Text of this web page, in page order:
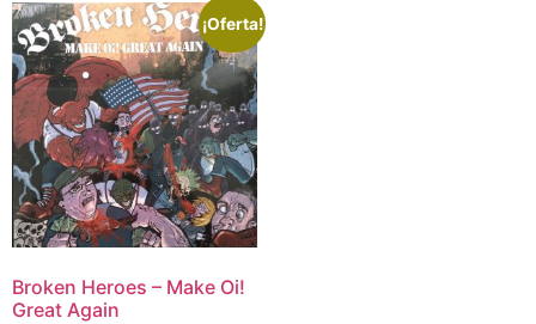
¡Oferta!
Broken Heroes ‎– Make Oi!
Great Again